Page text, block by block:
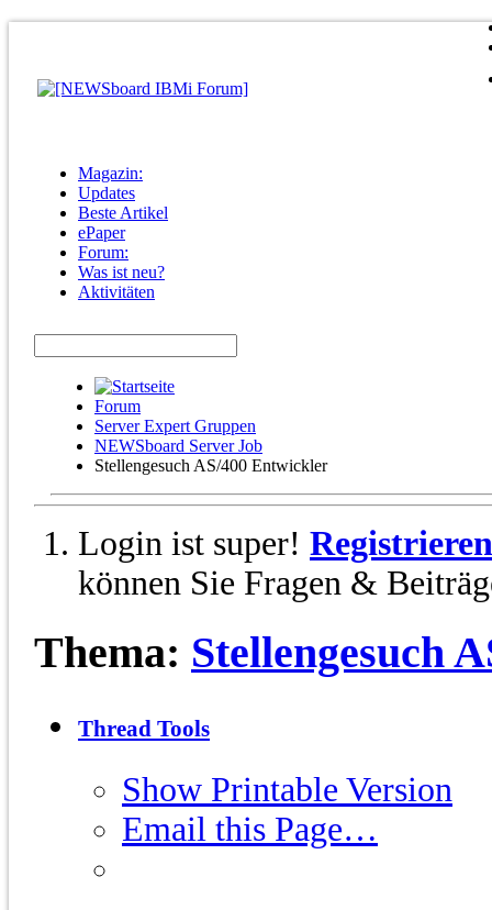
Magazin:
Updates
Beste Artikel
ePaper
Forum:
Was ist neu?
Aktivitäten
Forum
Server Expert Gruppen
NEWSboard Server Job
Stellengesuch AS/400 Entwickler
Login ist super! Registrieren
können Sie Fragen &
Thema: Stellengesuch
Thread Tools
Show Printable Version
Email this Page…